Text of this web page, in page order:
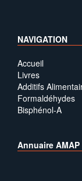
NAVIGATION
Accueil
Livres
Additifs
Formaldéhydes
Bisphénol-A
Annuaire AMAP